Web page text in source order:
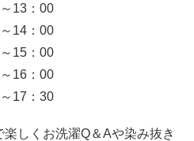
13：00
14：00
15：00
16：00
17：30
しくお洗濯Q＆Aや染み抜き